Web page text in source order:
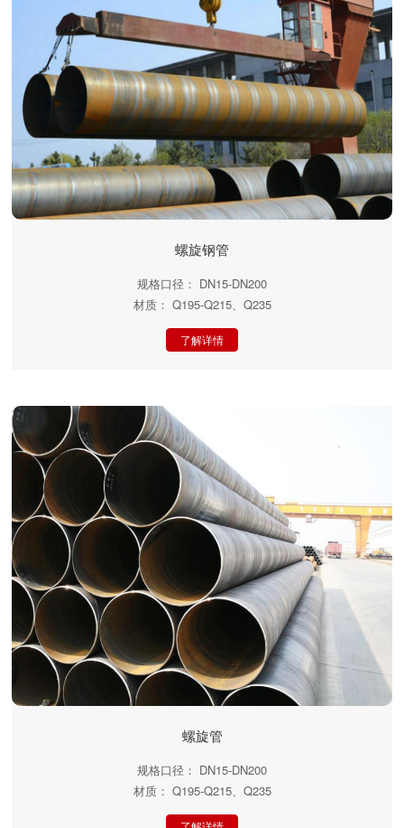
螺旋钢管
规格口径： DN15-DN200
材质： Q195-Q215、Q235
了解详情
螺旋管
规格口径： DN15-DN200
材质： Q195-Q215、Q235